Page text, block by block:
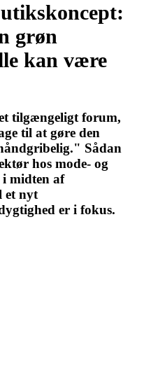
grøn
kan være
tilgængeligt forum,
til at gøre den
Sådan
hos mode- og
midten af
et nyt
er i fokus.